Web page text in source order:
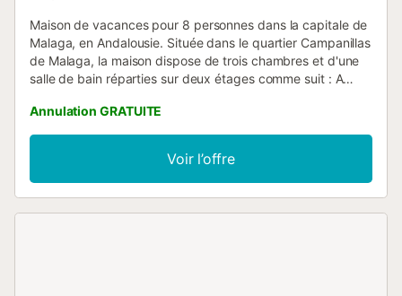
Maison de vacances pour 8 personnes dans la capitale de
Malaga, en Andalousie. Située dans le quartier Campanillas
de Malaga, la maison dispose de trois chambres et d'une
salle de bain réparties sur deux étages comme suit : A
superposés et une autre chambre avec un lit double ;
tandis qu'au rez-de-chaussée il y a la troisième chambre
qui a un lit double. Le rez-de-chaussée est complété par
un salon, une cuisine séparée et une salle de bain. À
l'extérieur, vous pourrez profiter d'une piscine clôturée et
Annulation GRATUITE
Voir l’offre